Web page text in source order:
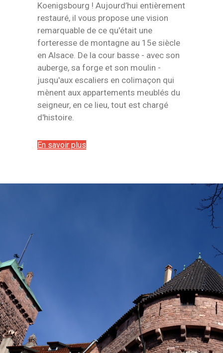
Koenigsbourg ! Aujourd’hui entièrement
restauré, il vous propose une vision
remarquable de ce qu'était une
forteresse de montagne au 15e siècle
en Alsace. De la cour basse - avec son
auberge, sa forge et son moulin -
jusqu'aux escaliers en colimaçon qui
mènent aux appartements meublés du
seigneur, en ce lieu, tout est chargé
d'histoire.
En savoir plus